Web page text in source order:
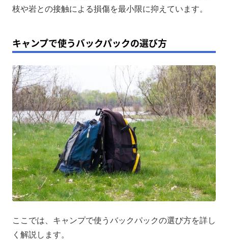
枝や岩との接触による損傷を最小限に抑えています。
キャンプで使うバックパックの選び方
ここでは、キャンプで使うバックパックの選び方を詳し
く解説します。